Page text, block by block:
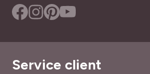
Service client